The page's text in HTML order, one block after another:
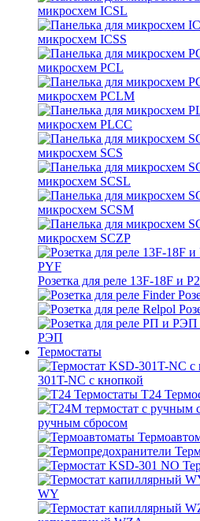
микросхем ICSL
микросхем ICSS
микросхем PCL
микросхем PCLM
микросхем PLCC
микросхем SCS
микросхем SCSL
микросхем SCSM
микросхем SCZP
Розетка для реле 13F-18F и
РЭП
Термостаты
301T-NC с кнопкой
T24
ручным сбросом
WY